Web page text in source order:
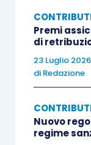
della
mediata
La
esclude
Premi
di
23 Luglio 2026
di Redazione
Nuovo
regime